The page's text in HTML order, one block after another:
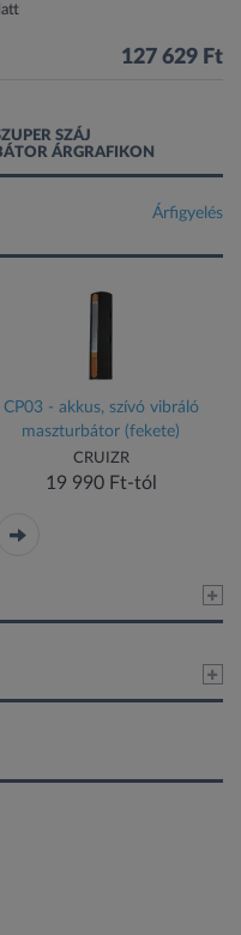
127 629 Ft
SZÁJ
ÁRGRAFIKON
Árfigyelés
CP03 - akkus, szívó vibráló
maszturbátor (fekete)
CRUIZR
19 990 Ft-tól